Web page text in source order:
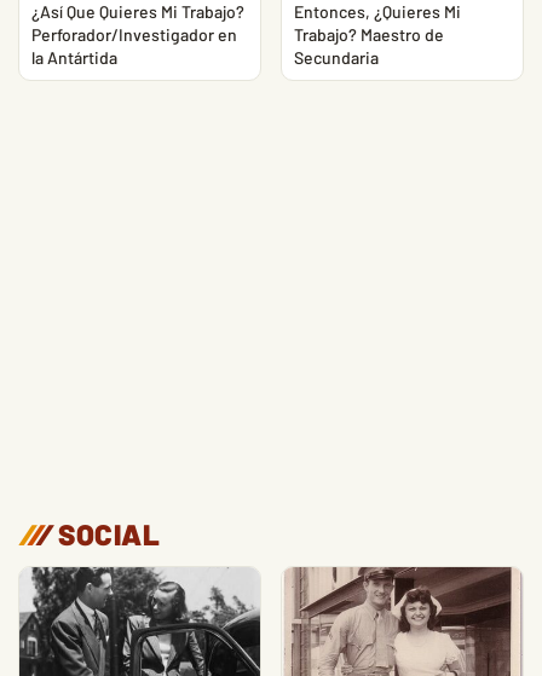
¿Así Que Quieres Mi Trabajo?
Perforador/Investigador en
la Antártida
Entonces, ¿Quieres Mi
Trabajo? Maestro de
Secundaria
/// SOCIAL